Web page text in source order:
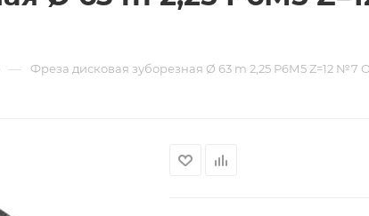
— Фреза дисковая зуборезная Ø 63 m 2,25 Р6М5 Z=12 №7